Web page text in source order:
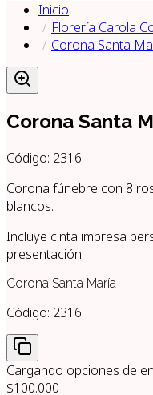
Inicio
Florería Carola
Corona Santa
Corona Santa
Código: 2316
Corona fúnebre con 8
blancos.
Incluye cinta impresa
presentación.
Corona Santa María
Código: 2316
Cargando opciones de
$100.000